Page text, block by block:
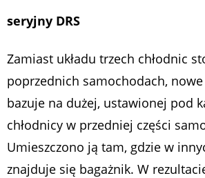
seryjny DRS
Zamiast układu trzech chłodnic
poprzednich samochodach, nowe
bazuje na dużej, ustawionej pod
chłodnicy w przedniej części
Umieszczono ją tam, gdzie w
znajduje się bagażnik. W